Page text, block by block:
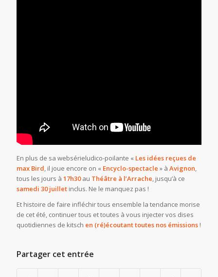
En plus de sa websérieludico-poilante « Les idées reçues de
max Bird, il joue encore on « Encyclo-spectacle » à Avignon,
tous les jours à 17h30au Théâtre à l’Arrache, jusqu’à ce
samedi 30 juilletinclus. Ne le manquez pas !
Et histoire de faire infléchir tous ensemble la tendance morise
de cet été, continuer tous et toutes à vous injecter vos dises
quotidiennes de kitsch en (ré)écoutant toutes nos émissions!
Partager cet entrée